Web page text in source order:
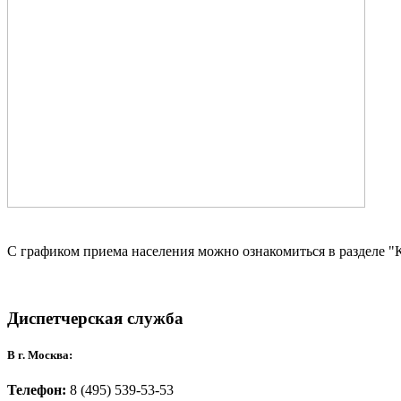
С графиком приема населения можно ознакомиться в разделе
Диспетчерская служба
В г. Москва:
Телефон: 8 (495) 539-53-53